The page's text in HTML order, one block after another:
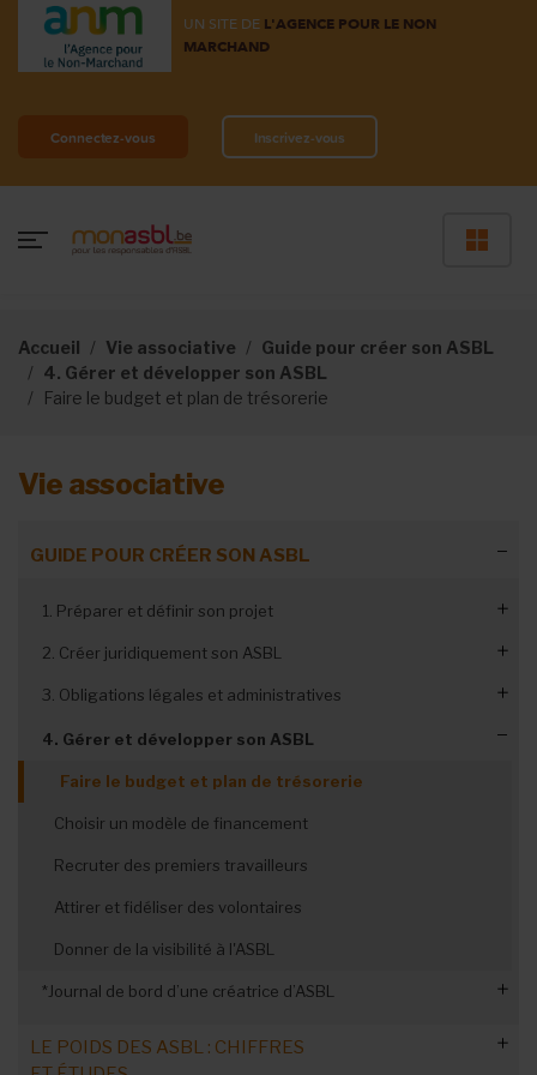
UN SITE DE L'AGENCE POUR LE NON
MARCHAND
Connectez-vous Inscrivez-vous
Accueil Vie associative
Guide pour créer son ASBL
4. Gérer et développer son ASBL
Faire le budget et plan de trésorerie
Vie associative
GUIDE POUR CRÉER SON ASBL
1. Préparer et définir son projet
Choisir une forme juridique
Connaître les conditions de création
Composer une dream team
Assumer le coût de la création
Générer ou non des revenus
Se faire aider gratuitement
2. Créer juridiquement son ASBL
Choisir le nom de son ASBL
Déterminer l’objet social
Se répartir les rôles
Rédiger statuts et acte constitutif
Dépôt au greffe et Moniteur belge
Création en ligne via e-greffe
Début de la personnalité juridique
3. Obligations légales et administratives
Etablir le régime fiscal de son ASBL
Gérer les bases de la comptabilité
Remplir / confirmer le registre UBO
Organiser une AG annuelle
Faire assurer l'ASBL
4. Gérer et développer son ASBL
Faire le budget et plan de trésorerie
Choisir un modèle de financement
Recruter des premiers travailleurs
Attirer et fidéliser des volontaires
Donner de la visibilité à l'ASBL
*Journal de bord d’une créatrice d’ASBL
LE POIDS DES ASBL : CHIFFRES